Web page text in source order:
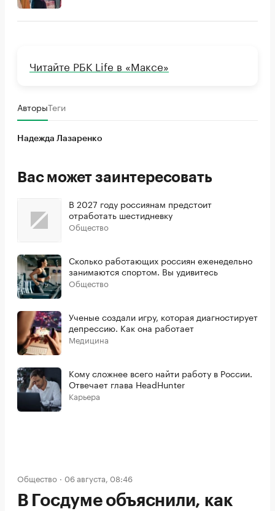
Читайте РБК Life в «Максе»
АвторыТеги
Надежда Лазаренко
Вас может заинтересовать
В 2027 году россиянам предстоит
отработать шестидневку
Общество
Сколько работающих россиян еженедельно
занимаются спортом. Вы удивитесь
Общество
Ученые создали игру, которая диагностирует
депрессию. Как она работает
Медицина
Кому сложнее всего найти работу в России.
Отвечает глава HeadHunter
Карьера
Общество 06 августа, 08:46
В Госдуме объяснили, как